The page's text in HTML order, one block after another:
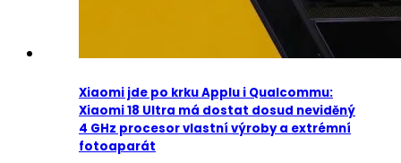
Xiaomi jde po krku Applu i Qualcommu:
Xiaomi 18 Ultra má dostat dosud neviděný
4 GHz procesor vlastní výroby a extrémní
fotoaparát